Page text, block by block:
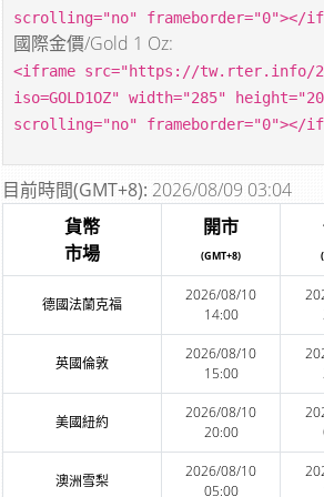
scrolling="no" frameborder="0"></
國際金價/Gold 1 Oz:
<iframe src="https://tw.rter.info/
iso=GOLD1OZ" width="285"
scrolling="no" frameborder="0"></
目前時間(GMT+8): 2026/08/09 03:04
貨幣
市場
開市
(GMT+8)
德國法蘭克福
2026/08/10
14:00
英國倫敦
2026/08/10
15:00
美國紐約
2026/08/10
20:00
澳洲雪梨
2026/08/10
05:00